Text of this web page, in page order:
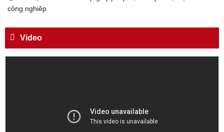
công nghiêp
Video